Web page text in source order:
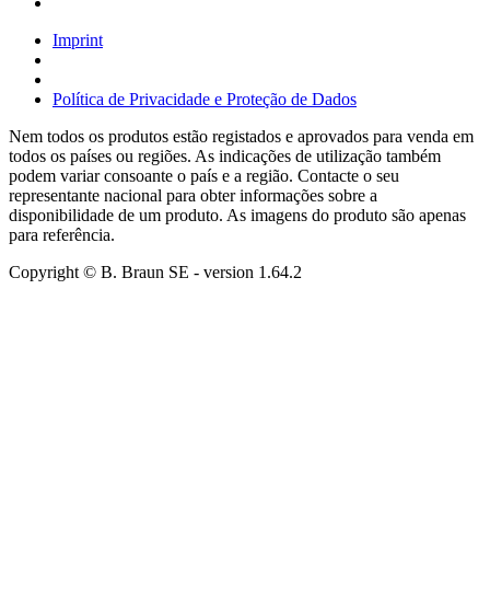
Imprint
Política de Privacidade e Proteção de Dados
Nem todos os produtos estão registados e aprovados para venda em
todos os países ou regiões. As indicações de utilização também
podem variar consoante o país e a região. Contacte o seu
representante nacional para obter informações sobre a
disponibilidade de um produto. As imagens do produto são apenas
para referência.
Copyright © B. Braun SE - version 1.64.2